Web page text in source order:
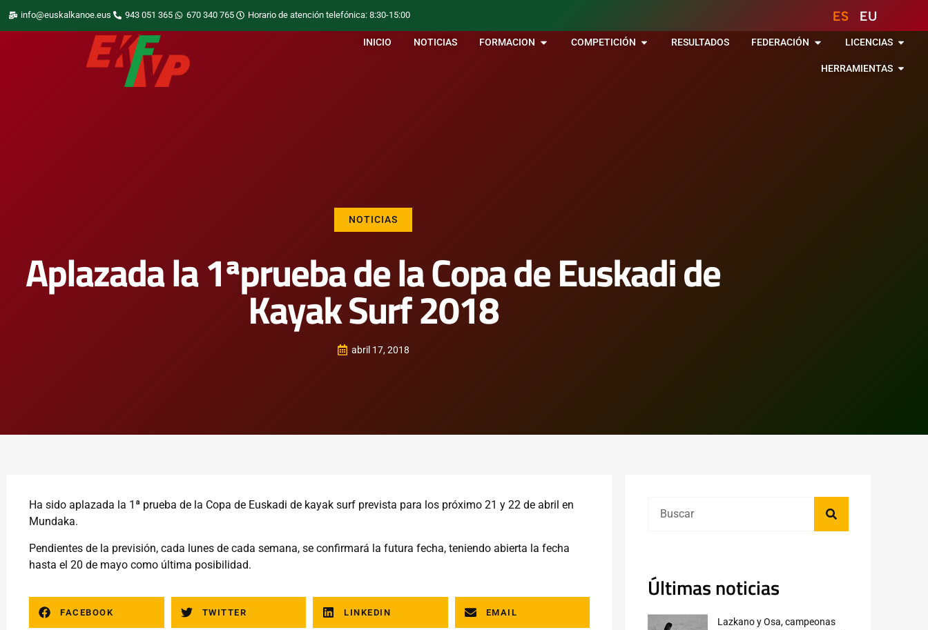
info@euskalkanoe.eus 943 051 365 670 340 765 Horario de atención telefónica: 8:30-15:00 ES EU
INICIO NOTICIAS FORMACION COMPETICIÓN RESULTADOS FEDERACIÓN LICENCIAS
HERRAMIENTAS
NOTICIAS
Aplazada la 1ªprueba de la Copa de Euskadi de
Kayak Surf 2018
abril 17, 2018
Ha sido aplazada la 1ª prueba de la Copa de Euskadi de kayak surf prevista para los próximo 21 y 22 de abril en
Mundaka.
Pendientes de la previsión, cada lunes de cada semana, se confirmará la futura fecha, teniendo abierta la fecha
hasta el 20 de mayo como última posibilidad.
FACEBOOK TWITTER LINKEDIN EMAIL
Últimas noticias
Lazkano y Osa, campeonas